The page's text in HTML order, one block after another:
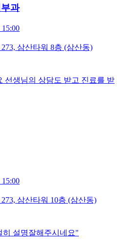
과
15:00
삼산타워 8층 (삼산동)
선생님의 상담도 받고 진료를 받
15:00
삼산타워 10층 (삼산동)
설명잘해주시네요"